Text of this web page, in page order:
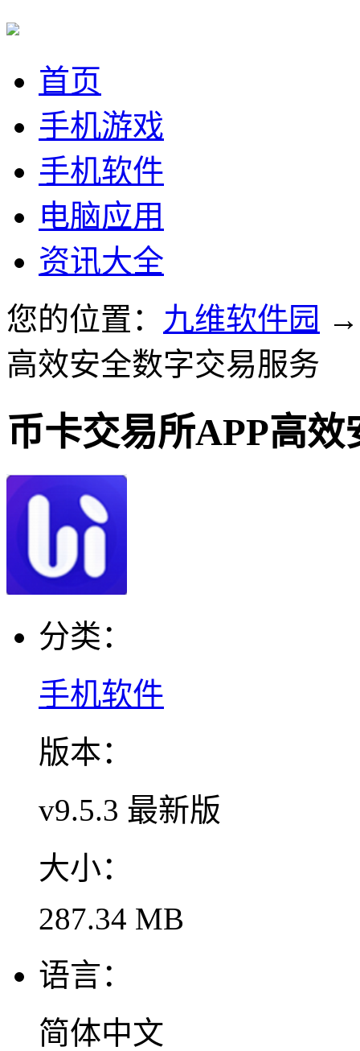
首页
手机游戏
手机软件
电脑应用
资讯大全
您的位置： 九维软件园
高效安全数字交易服务
币卡交易所APP高
分类：
手机软件
版本：
v9.5.3 最新版
大小：
287.34 MB
语言：
简体中文